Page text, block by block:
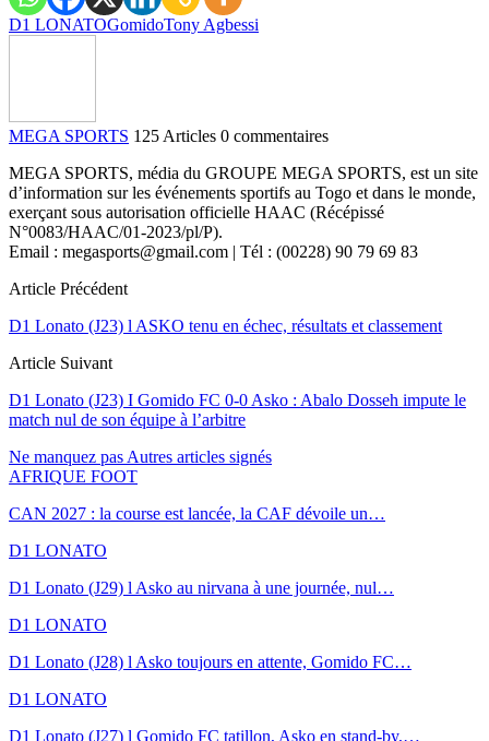
D1 LONATOGomidoTony Agbessi
MEGA SPORTS 125 Articles 0 commentaires
MEGA SPORTS, média du GROUPE MEGA SPORTS, est un site
d’information sur les événements sportifs au Togo et dans le monde,
exerçant sous autorisation officielle HAAC (Récépissé
N°0083/HAAC/01-2023/pl/P).
Email : megasports@gmail.com | Tél : (00228) 90 79 69 83
Article Précédent
D1 Lonato (J23) l ASKO tenu en échec, résultats et classement
Article Suivant
D1 Lonato (J23) I Gomido FC 0-0 Asko : Abalo Dosseh impute le
match nul de son équipe à l’arbitre
Ne manquez pas Autres articles signés
AFRIQUE FOOT
CAN 2027 : la course est lancée, la CAF dévoile un…
D1 LONATO
D1 Lonato (J29) l Asko au nirvana à une journée, nul…
D1 LONATO
D1 Lonato (J28) l Asko toujours en attente, Gomido FC…
D1 LONATO
D1 Lonato (J27) l Gomido FC tatillon, Asko en stand-by,…